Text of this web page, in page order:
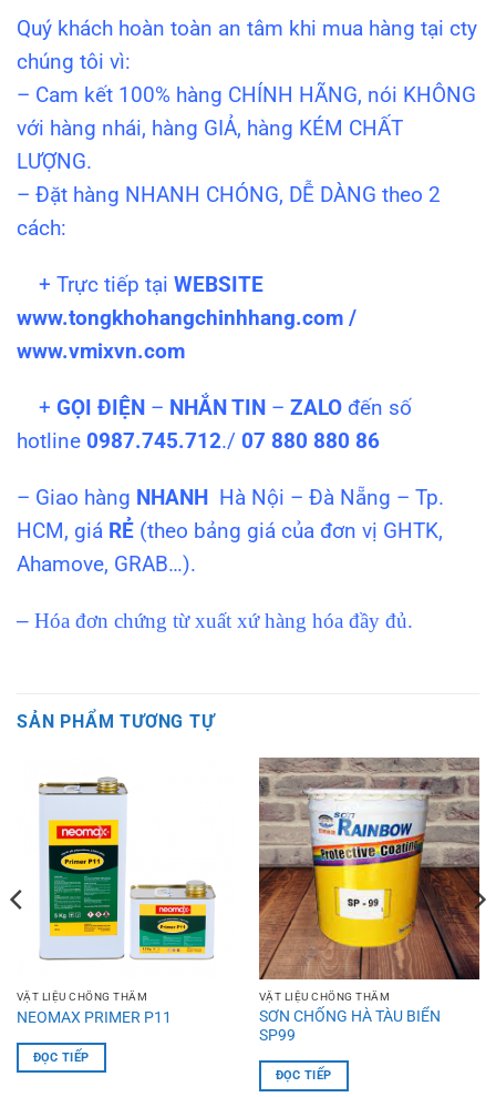
Quý khách hoàn toàn an tâm khi mua hàng tại cty
chúng tôi vì:
– Cam kết 100% hàng CHÍNH HÃNG, nói KHÔNG
với hàng nhái, hàng GIẢ, hàng KÉM CHẤT
LƯỢNG.
– Đặt hàng NHANH CHÓNG, DỄ DÀNG theo 2
cách:
+ Trực tiếp tại WEBSITE
www.tongkhohangchinhhang.com /
www.vmixvn.com
+ GỌI ĐIỆN – NHẮN TIN – ZALO đến số
hotline 0987.745.712./ 07 880 880 86
– Giao hàng NHANH Hà Nội – Đà Nẵng – Tp.
HCM, giá RẺ (theo bảng giá của đơn vị GHTK,
Ahamove, GRAB…).
– Hóa đơn chứng từ xuất xứ hàng hóa đầy đủ.
SẢN PHẨM TƯƠNG TỰ
VẬT LIỆU CHỐNG THẤM
NEOMAX PRIMER P11
ĐỌC TIẾP
VẬT LIỆU CHỐNG THẤM
SƠN CHỐNG HÀ TÀU BIỂN
SP99
ĐỌC TIẾP